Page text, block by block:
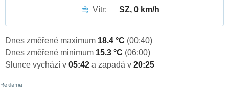
Vítr:
SZ, 0 km/h
Dnes změřené maximum 18.4 °C (00:40)
Dnes změřené minimum 15.3 °C (06:00)
Slunce vychází v 05:42 a zapadá v 20:25